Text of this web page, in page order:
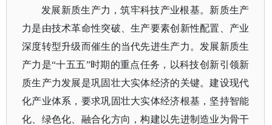
发展新质生产力，筑牢科技产业根基。新质生产
力是由技术革命性突破、生产要素创新性配置、产业
深度转型升级而催生的当代先进生产力。发展新质生
产力是“十五五”时期的重点任务，以科技创新引领新
质生产力发展是巩固壮大实体经济的关键。建设现代
化产业体系，要求巩固壮大实体经济根基，坚持智能
化、绿色化、融合化方向，构建以先进制造业为骨干